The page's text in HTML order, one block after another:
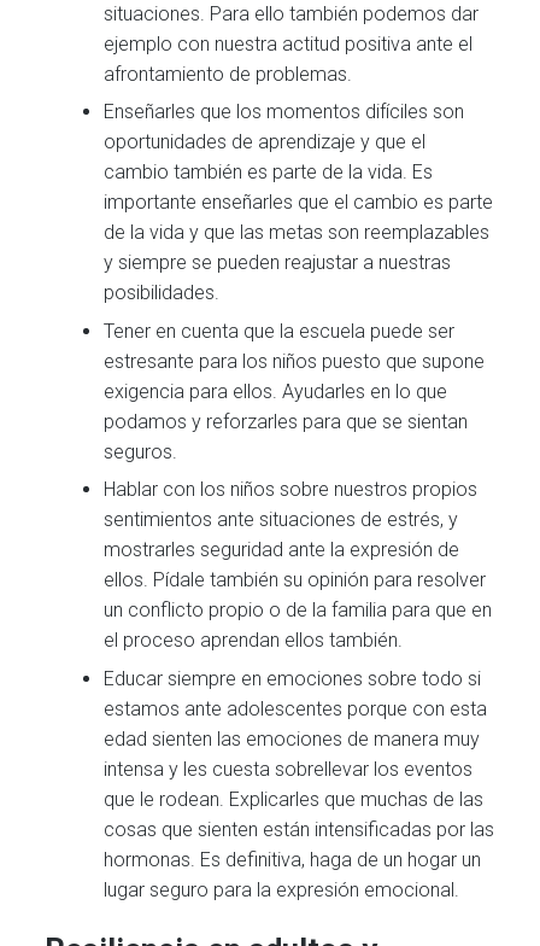
situaciones. Para ello también podemos dar
ejemplo con nuestra actitud positiva ante el
afrontamiento de problemas.
Enseñarles que los momentos difíciles son
oportunidades de aprendizaje y que el
cambio también es parte de la vida. Es
importante enseñarles que el cambio es parte
de la vida y que las metas son reemplazables
y siempre se pueden reajustar a nuestras
posibilidades.
Tener en cuenta que la escuela puede ser
estresante para los niños puesto que supone
exigencia para ellos. Ayudarles en lo que
podamos y reforzarles para que se sientan
seguros.
Hablar con los niños sobre nuestros propios
sentimientos ante situaciones de estrés, y
mostrarles seguridad ante la expresión de
ellos. Pídale también su opinión para resolver
un conflicto propio o de la familia para que en
el proceso aprendan ellos también.
Educar siempre en emociones sobre todo si
estamos ante adolescentes porque con esta
edad sienten las emociones de manera muy
intensa y les cuesta sobrellevar los eventos
que le rodean. Explicarles que muchas de las
cosas que sienten están intensificadas por las
hormonas. Es definitiva, haga de un hogar un
lugar seguro para la expresión emocional.